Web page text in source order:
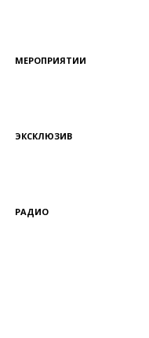
МЕРОПРИЯТИИ
ЭКСКЛЮЗИВ
РАДИО